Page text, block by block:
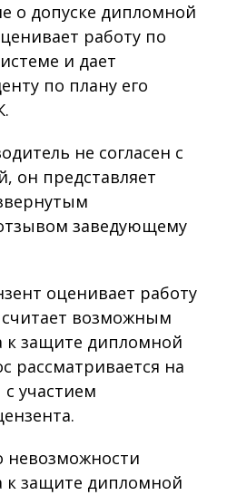
о допуске дипломной
работу по
и дает
по плану его
не согласен с
он представляет
заведующему
оценивает работу
возможным
к защите дипломной
рассматривается на
участием
невозможности
к защите дипломной